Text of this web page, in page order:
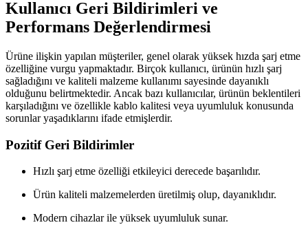
Kullanıcı Geri Bildirimleri ve
Performans Değerlendirmesi
Ürüne ilişkin yapılan müşteriler, genel olarak yüksek hızda şarj etme
özelliğine vurgu yapmaktadır. Birçok kullanıcı, ürünün hızlı şarj
sağladığını ve kaliteli malzeme kullanımı sayesinde dayanıklı
olduğunu belirtmektedir. Ancak bazı kullanıcılar, ürünün beklentileri
karşıladığını ve özellikle kablo kalitesi veya uyumluluk konusunda
sorunlar yaşadıklarını ifade etmişlerdir.
Pozitif Geri Bildirimler
Hızlı şarj etme özelliği etkileyici derecede başarılıdır.
Ürün kaliteli malzemelerden üretilmiş olup, dayanıklıdır.
Modern cihazlar ile yüksek uyumluluk sunar.